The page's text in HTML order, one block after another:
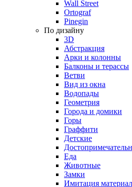
Wall Street
Ortograf
Pinegin
По дизайну
3D
Абстракция
Арки и колонны
Балконы и терассы
Ветви
Вид из окна
Водопады
Геометрия
Города и домики
Горы
Граффити
Детские
Еда
Животные
Замки
Имитация